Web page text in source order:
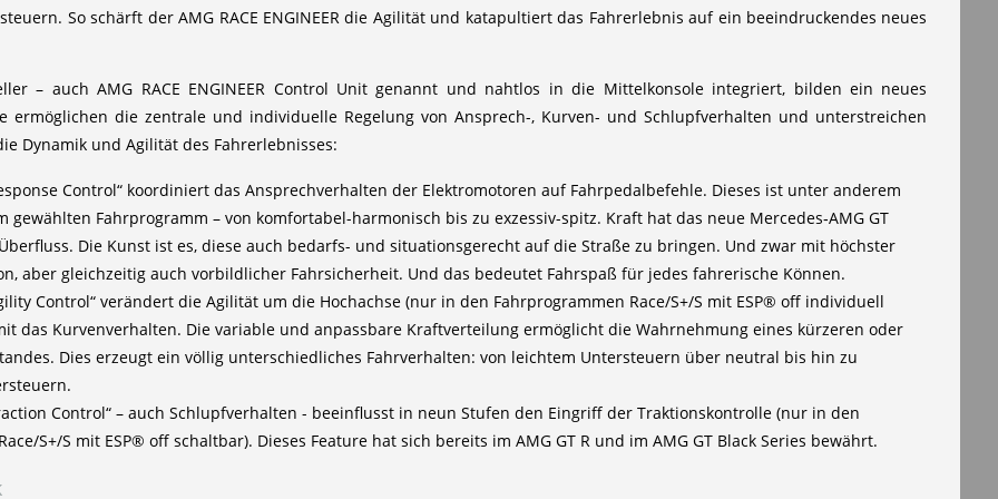
So schärft der AMG RACE ENGINEER die Agilität und katapultiert das Fahrerlebnis auf ein beeindruckendes neues
– auch AMG RACE ENGINEER Control Unit genannt und nahtlos in die Mittelkonsole integriert, bilden ein neues
ermöglichen die zentrale und individuelle Regelung von Ansprech-, Kurven- und Schlupfverhalten und unterstreichen
Dynamik und Agilität des Fahrerlebnisses:
Control“ koordiniert das Ansprechverhalten der Elektromotoren auf Fahrpedalbefehle. Dieses ist unter anderem
gewählten Fahrprogramm – von komfortabel-harmonisch bis zu exzessiv-spitz. Kraft hat das neue Mercedes‑AMG GT
Die Kunst ist es, diese auch bedarfs- und situationsgerecht auf die Straße zu bringen. Und zwar mit höchster
aber gleichzeitig auch vorbildlicher Fahrsicherheit. Und das bedeutet Fahrspaß für jedes fahrerische Können.
Control“ verändert die Agilität um die Hochachse (nur in den Fahrprogrammen Race/S+/S mit ESP® off individuell
das Kurvenverhalten. Die variable und anpassbare Kraftverteilung ermöglicht die Wahrnehmung eines kürzeren oder
Dies erzeugt ein völlig unterschiedliches Fahrverhalten: von leichtem Untersteuern über neutral bis hin zu
Control“ – auch Schlupfverhalten - beeinflusst in neun Stufen den Eingriff der Traktionskontrolle (nur in den
S+/S mit ESP® off schaltbar). Dieses Feature hat sich bereits im AMG GT R und im AMG GT Black Series bewährt.